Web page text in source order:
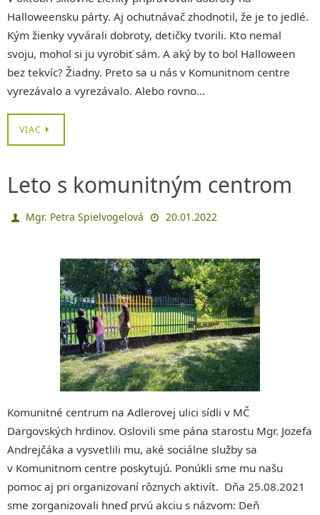
Halloweensku párty. Aj ochutnávač zhodnotil, že je to jedlé.
Kým žienky vyvárali dobroty, detičky tvorili. Kto nemal
svoju, mohol si ju vyrobiť sám. A aký by to bol Halloween
bez tekvíc? Žiadny. Preto sa u nás v Komunitnom centre
vyrezávalo a vyrezávalo. Alebo rovno…
VIAC
Leto s komunitným centrom
Mgr. Petra Spielvogelová 20.01.2022
Komunitné centrum na Adlerovej ulici sídli v MČ
Dargovských hrdinov. Oslovili sme pána starostu Mgr. Jozefa
Andrejčáka a vysvetlili mu, aké sociálne služby sa
v Komunitnom centre poskytujú. Ponúkli sme mu našu
pomoc aj pri organizovaní rôznych aktivít. Dňa 25.08.2021
sme zorganizovali hneď prvú akciu s názvom: Deň